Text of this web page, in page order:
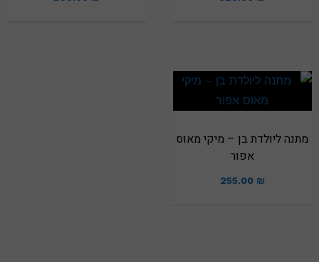
מתנה ליולדת בן – מיקי מאוס
אפור
255.00 ₪